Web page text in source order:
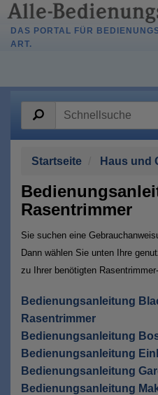
DAS PORTAL FÜR
ART.
Startseite Haus und
Rasentrimmer
Sie suchen eine
Dann wählen Sie unten Ihre
zu Ihrer benötigten
Bedienungsanleitung
Rasentrimmer
Bedienungsanleitung
Bedienungsanleitung
Bedienungsanleitung
Bedienungsanleitung